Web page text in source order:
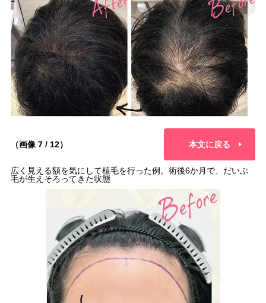
（画像 7 / 12） 本文に戻る
広く見える額を気にして植毛を行った例。術後6か月で、だいぶ
毛が生えそろってきた状態